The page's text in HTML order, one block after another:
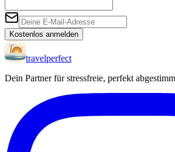
Kostenlos anmelden
travelperfect
Dein Partner für stressfreie, perfekt